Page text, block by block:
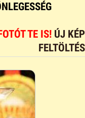
TE IS! ÚJ KÉP
FELTÖLTÉS